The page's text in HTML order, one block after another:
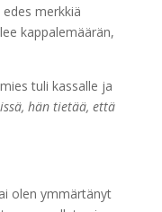
merkkiä
kappalemäärän,
tuli kassalle ja
hän tietää, että
olen ymmärtänyt